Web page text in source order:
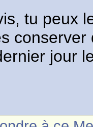
tu peux
jour